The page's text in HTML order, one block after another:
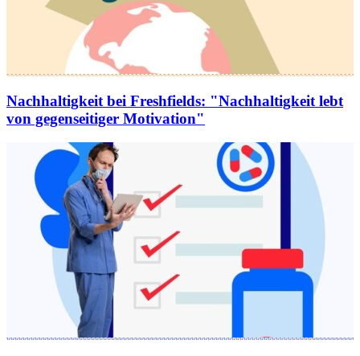
Nachhaltigkeit bei Freshfields: "Nachhaltigkeit lebt
von gegenseitiger Motivation"